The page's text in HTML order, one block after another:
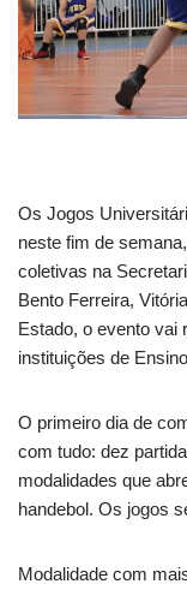
Os Jogos
neste fim de
coletivas na
Bento Ferreira,
Estado, o evento vai
instituições de
O primeiro dia de
com tudo: dez
modalidades que
handebol. Os jogos
Modalidade com